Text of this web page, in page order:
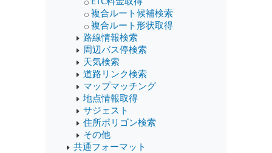
複合ルート候補検索
複合ルート形状取得
路線情報検索
周辺バス停検索
天気検索
道路リンク検索
マップマッチング
地点情報取得
サジェスト
住所ポリゴン検索
その他
共通フォーマット